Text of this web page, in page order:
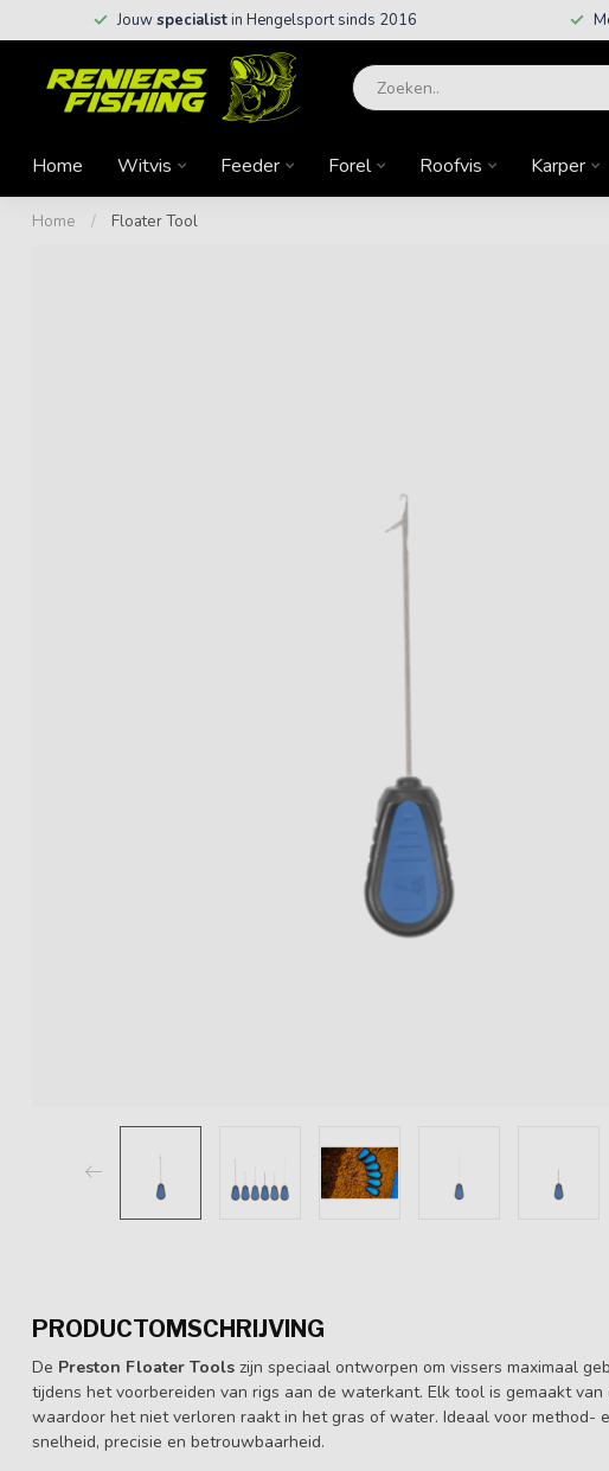
Jouwspecialistin Hengelsport sinds 2016
Home Witvis Feeder Forel Roofvis Karper
Home / Floater Tool
PRODUCTOMSCHRIJVING
De Preston Floater Tools zijn speciaal ontworpen om vissers maximaal
tijdens het voorbereiden van rigs aan de waterkant. Elk tool is gemaakt van
waardoor het niet verloren raakt in het gras of water. Ideaal voor method-
snelheid, precisie en betrouwbaarheid.